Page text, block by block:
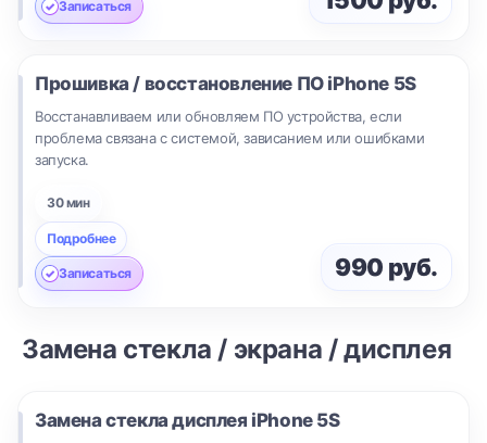
Записаться
Прошивка / восстановление ПО iPhone 5S
Восстанавливаем или обновляем ПО устройства, если
проблема связана с системой, зависанием или ошибками
запуска.
30 мин
Подробнее
Записаться 990 руб.
Замена стекла / экрана / дисплея
Замена стекла дисплея iPhone 5S